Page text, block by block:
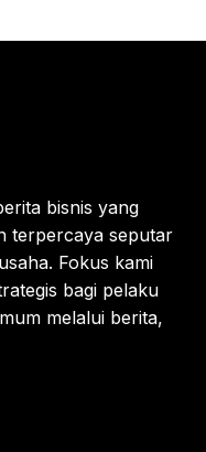
bisnis yang
terpercaya seputar
Fokus kami
bagi pelaku
melalui berita,